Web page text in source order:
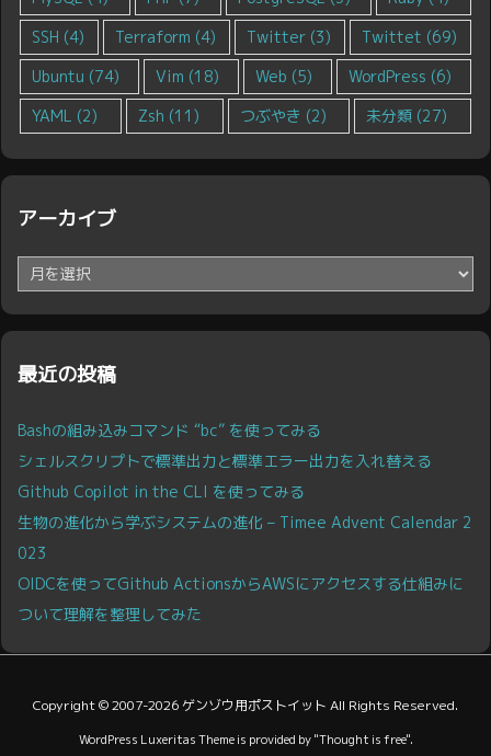
SSH (4) Terraform (4) Twitter (3) Twittet (69)
Ubuntu (74) Vim (18) Web (5) WordPress (6)
YAML (2) Zsh (11) つぶやき (2) 未分類 (27)
アーカイブ
ー
カ
イ
最近の投稿
Bashの組み込みコマンド “bc” を使ってみる
シェルスクリプトで標準出力と標準エラー出力を入れ替える
Github Copilot in the CLI を使ってみる
生物の進化から学ぶシステムの進化 – Timee Advent Calendar 2
023
OIDCを使ってGithub ActionsからAWSにアクセスする仕組みに
ついて理解を整理してみた
Copyright ©2007-2026ゲンゾウ用ポストイット All Rights Reserved.
WordPress Luxeritas Theme is provided by "Thought is free".